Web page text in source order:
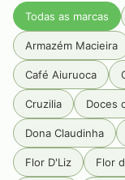
Todas as marcas
Armazém Macieira
Café Aiuruoca
Cruzilia Doces
Dona Claudinha
Flor D'Liz Flor